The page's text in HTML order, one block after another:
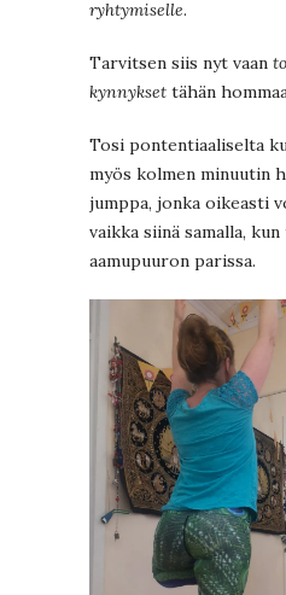
ryhtymiselle.
Tarvitsen siis nyt vaan
kynnykset tähän
Tosi pontentiaaliselta
myös kolmen minuutin
jumppa, jonka oikeasti
vaikka siinä samalla,
aamupuuron parissa.